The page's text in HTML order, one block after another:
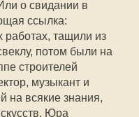
о свидании в
ссылка:
тащили из
потом были на
строителей
музыкант и
на всякие знания,
Юра